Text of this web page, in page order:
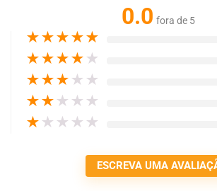
0.0 fora de 5
★★★★★
★★★★ ★
★★★ ★ ★
★★ ★ ★ ★
★ ★ ★ ★ ★
ESCREVA UMA